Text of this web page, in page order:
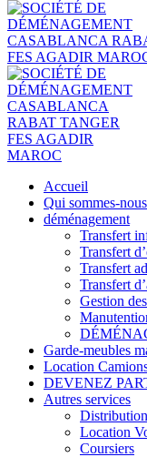
Accueil
Qui sommes-
déménagement
Transfert
Transfert
Transfert
Transfert
Gestion
Garde-meubles
Location
DEVENEZ
Autres services
Location
Coursiers